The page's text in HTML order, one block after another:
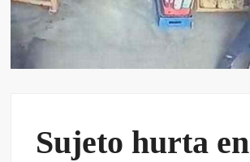
Sujeto hurta en